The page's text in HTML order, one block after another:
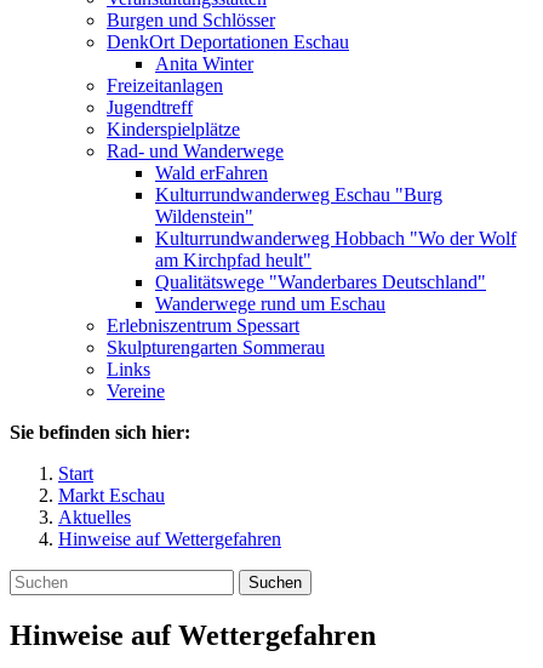
Burgen und Schlösser
DenkOrt Deportationen Eschau
Anita Winter
Freizeitanlagen
Jugendtreff
Kinderspielplätze
Rad- und Wanderwege
Wald erFahren
Kulturrundwanderweg Eschau "Burg
Wildenstein"
Kulturrundwanderweg Hobbach "Wo der Wolf
am Kirchpfad heult"
Qualitätswege "Wanderbares Deutschland"
Wanderwege rund um Eschau
Erlebniszentrum Spessart
Skulpturengarten Sommerau
Links
Vereine
Sie befinden sich hier:
Start
Markt Eschau
Aktuelles
Hinweise auf Wettergefahren
Suchen
Hinweise auf Wettergefahren